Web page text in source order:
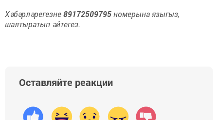
Хәбәрләрегезне89172509795номерына языгыз,
шалтыратып әйтегез.
Оставляйте реакции